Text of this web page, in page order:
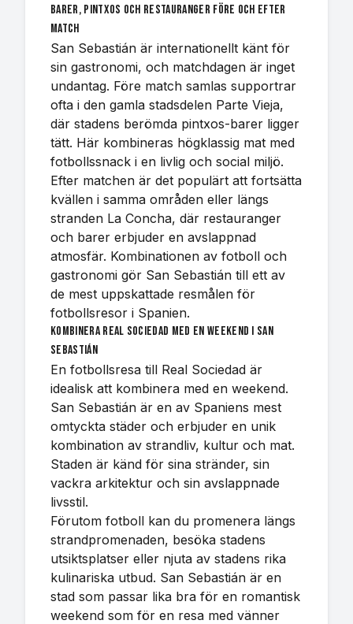
Barer, pintxos och restauranger före och efter
match
San Sebastián är internationellt känt för
sin gastronomi, och matchdagen är inget
undantag. Före match samlas supportrar
ofta i den gamla stadsdelen Parte Vieja,
där stadens berömda pintxos-barer ligger
tätt. Här kombineras högklassig mat med
fotbollssnack i en livlig och social miljö.
Efter matchen är det populärt att fortsätta
kvällen i samma områden eller längs
stranden La Concha, där restauranger
och barer erbjuder en avslappnad
atmosfär. Kombinationen av fotboll och
gastronomi gör San Sebastián till ett av
de mest uppskattade resmålen för
fotbollsresor i Spanien.
Kombinera Real Sociedad med en weekend i San
Sebastián
En fotbollsresa till Real Sociedad är
idealisk att kombinera med en weekend.
San Sebastián är en av Spaniens mest
omtyckta städer och erbjuder en unik
kombination av strandliv, kultur och mat.
Staden är känd för sina stränder, sin
vackra arkitektur och sin avslappnade
livsstil.
Förutom fotboll kan du promenera längs
strandpromenaden, besöka stadens
utsiktsplatser eller njuta av stadens rika
kulinariska utbud. San Sebastián är en
stad som passar lika bra för en romantisk
weekend som för en resa med vänner